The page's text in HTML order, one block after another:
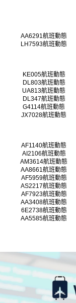
AA6291航班動態
LH7593航班動態
KE005航班動態
DL803航班動態
UA813航班動態
DL347航班動態
G4114航班動態
JX7028航班動態
AF1140航班動態
AI2106航班動態
AM3614航班動態
AA8661航班動態
AF5959航班動態
AS2217航班動態
AF7923航班動態
AA3408航班動態
6E2738航班動態
AA5585航班動態